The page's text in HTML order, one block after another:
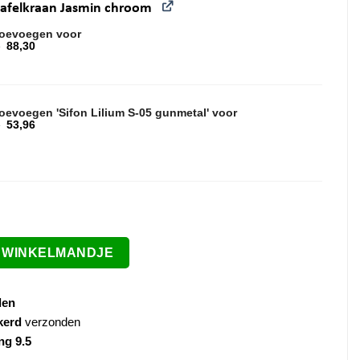
Jasmin chroom
voor
88,30
'Sifon Lilium S-05 gunmetal' voor
53,96
beige aantal
WINKELMANDJE
verzonden
9.5